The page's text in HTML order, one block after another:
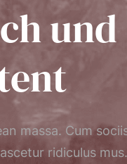
und
massa. Cum
ridiculus